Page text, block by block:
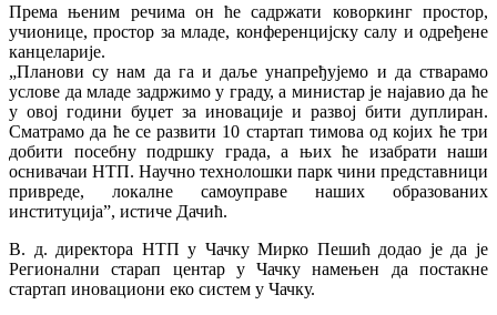
Према њеним речима он ће садржати коворкинг простор,
учионице, простор за младе, конференцијску салу и одређене
канцеларије.
„Планови су нам да га и даље унапређујемо и да стварамо
услове да младе задржимо у граду, а министар је најавио да ће
у овој години буџет за иновације и развој бити дуплиран.
Сматрамо да ће се развити 10 стартап тимова од којих ће три
добити посебну подршку града, а њих ће изабрати наши
оснивачаи НТП. Научно технолошки парк чини представници
привреде, локалне самоуправе наших образованих
институција”, истиче Дачић.
В. д. директора НТП у Чачку Мирко Пешић додао је да је
Регионални старап центар у Чачку намењен да постакне
стартап иновациони еко систем у Чачку.